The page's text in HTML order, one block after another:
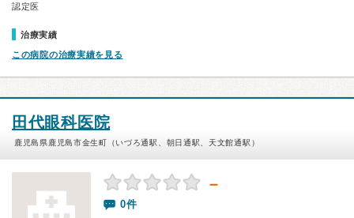
認定医
治療実績
この病院の治療実績を見る
田代眼科医院
鹿児島県鹿児島市金生町（いづろ通駅、朝日通駅、天文館通駅）
－
0件